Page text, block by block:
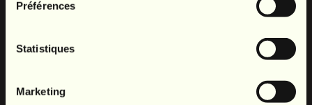
Préférences
Statistiques
Marketing